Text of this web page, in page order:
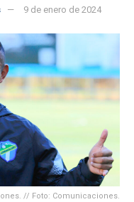
9 de enero de 2024
// Foto: Comunicaciones.